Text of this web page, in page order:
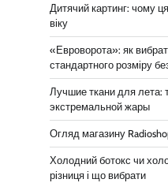
Дитячий картинг: чому
віку
«Евроворота»: як
стандартного розміру
Лучшие ткани для лета:
экстремальной жары
Огляд магазину
Холодний ботокс чи
різниця і що вибрати